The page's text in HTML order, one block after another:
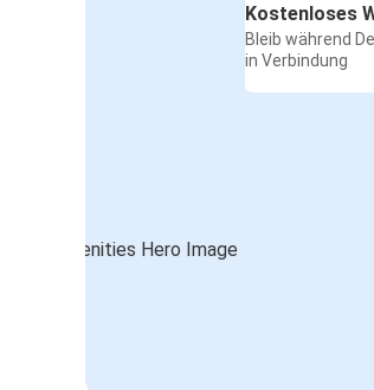
Kostenloses
Bleib während
in Verbindung